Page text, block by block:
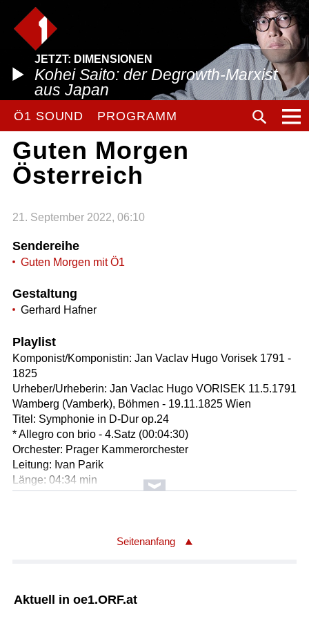
JETZT: DIMENSIONEN
Kohei Saito: der Degrowth-Marxist
aus Japan
Ö1 SOUND PROGRAMM
Guten Morgen
Österreich
21. September 2022, 06:10
Sendereihe
Guten Morgen mit Ö1
Gestaltung
Gerhard Hafner
Playlist
Komponist/Komponistin: Jan Vaclav Hugo Vorisek 1791 -
1825
Urheber/Urheberin: Jan Vaclac Hugo VORISEK 11.5.1791
Wamberg (Vamberk), Böhmen - 19.11.1825 Wien
Titel: Symphonie in D-Dur op.24
* Allegro con brio - 4.Satz (00:04:30)
Orchester: Prager Kammerorchester
Leitung: Ivan Parik
Länge: 04:34 min
Label: SUPRAPHON 1038682
Orchester: Orchestre des Concerts Francais
Ausführender/Ausführende: Antoine Geoffroy Dechaume
Seitenanfang
Aktuell in oe1.ORF.at